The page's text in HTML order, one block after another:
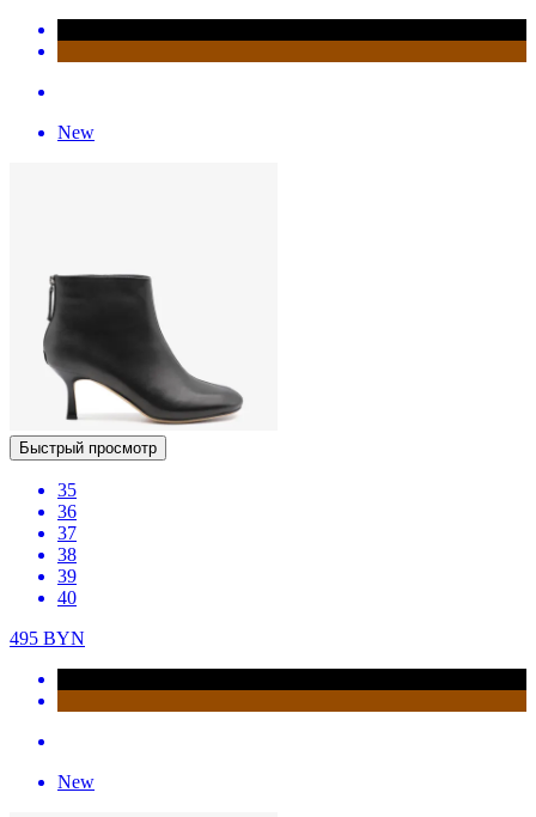
New
Быстрый просмотр
35
36
37
38
39
40
495 BYN
New